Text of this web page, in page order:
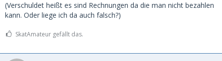
(Verschuldet heißt es sind Rechnungen da die man nicht bezahlen
kann. Oder liege ich da auch falsch?)
SkatAmateur gefällt das.